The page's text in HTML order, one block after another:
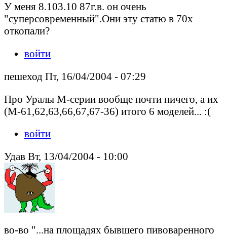
У меня 8.103.10 87г.в. он очень
"суперсовременный".Они эту статю в 70х
откопали?
войти
пешеход Пт, 16/04/2004 - 07:29
Про Уралы М-серии вообще почти ничего, а их
(М-61,62,63,66,67,67-36) итого 6 моделей... :(
войти
Удав Вт, 13/04/2004 - 10:00
во-во "...на площадях бывшего пивоваренного